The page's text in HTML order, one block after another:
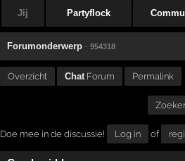
Jij Partyflock
Forumonderwerp · 954318
Overzicht ChatForum Permalink
Doe mee in de discussie! Log in of